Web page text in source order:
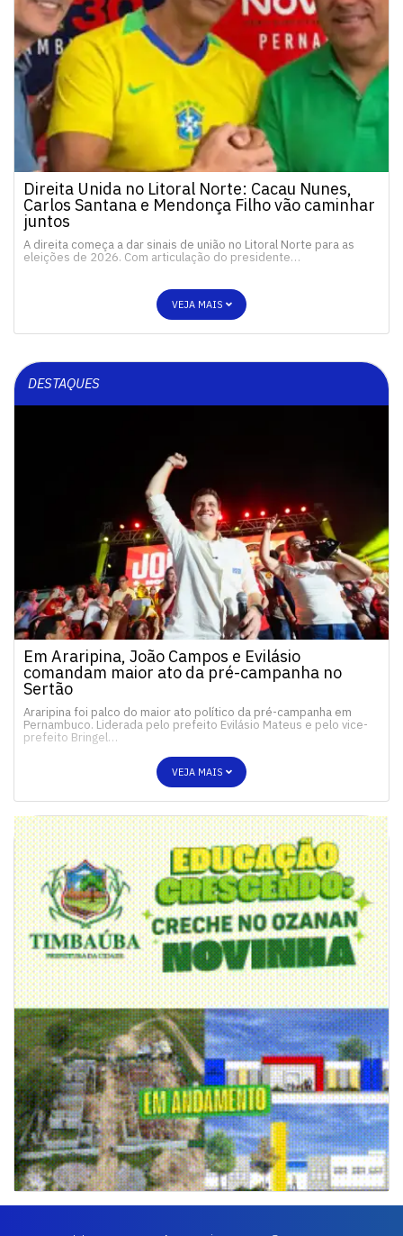
Direita Unida no Litoral Norte: Cacau Nunes,
Carlos Santana e Mendonça Filho vão caminhar
juntos
A direita começa a dar sinais de união no Litoral Norte para as
eleições de 2026. Com articulação do presidente…
VEJA MAIS
DESTAQUES
Em Araripina, João Campos e Evilásio
comandam maior ato da pré-campanha no
Sertão
Araripina foi palco do maior ato político da pré-campanha em
Pernambuco. Liderada pelo prefeito Evilásio Mateus e pelo vice-
prefeito Bringel…
VEJA MAIS